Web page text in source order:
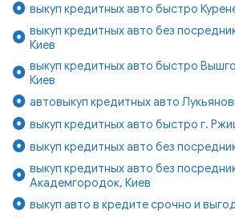
выкуп кредитных авто быстро
выкуп кредитных авто без
Киев
выкуп кредитных авто быстро
Киев
автовыкуп кредитных авто
выкуп кредитных авто быстро г.
выкуп кредитных авто без
выкуп кредитных авто без
Академгородок, Киев
выкуп авто в кредите срочно и